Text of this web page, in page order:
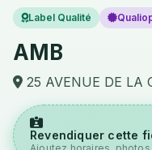
Label Qualité
AMB
25 AVENUE DE LA
Revendiquer cette